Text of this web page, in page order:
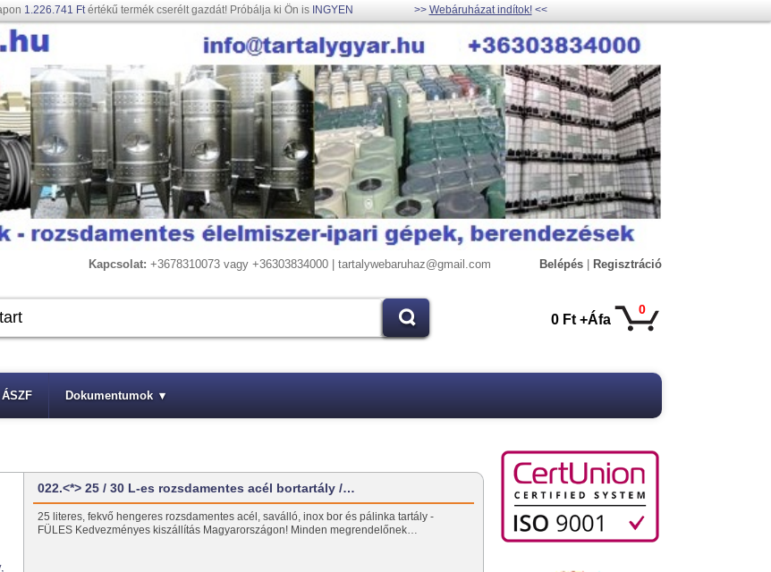
1.226.741 Ftértékű termék cserélt gazdát! Próbálja ki Ön is INGYEN >> Webáruházat indítok!<<
Kapcsolat: +3678310073 vagy +36303834000 | tartalywebaruhaz@gmail.com Belépés Regisztráció
0
0 Ft +Áfa
ÁSZF Dokumentumok ▾
022.<*> 25 / 30 L-es rozsdamentes acél bortartály /…
25 literes, fekvő hengeres rozsdamentes acél, saválló, inox bor és pálinka tartály -
FÜLES Kedvezményes kiszállítás Magyarországon! Minden megrendelőnek…